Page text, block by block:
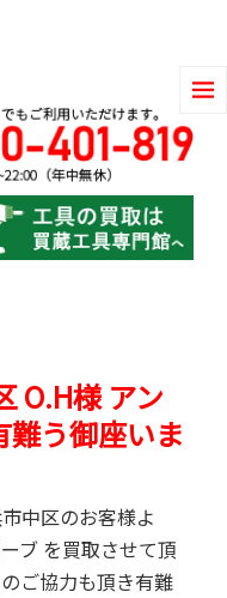
O.H様 アン
う御座いま
中区のお客様よ
ブ を買取させて頂
ご協力も頂き有難